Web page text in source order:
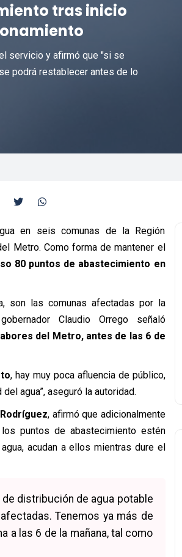
tras inicio
servicio y afirmó que "si se
podrá restablecer antes de lo
en seis comunas de la Región
Metro. Como forma de mantener el
80 puntos de abastecimiento en
son las comunas afectadas por la
Claudio Orrego señaló
del Metro, antes de las 6 de
, hay muy poca afluencia de público,
agua”, aseguró la autoridad.
, afirmó que adicionalmente
puntos de abastecimiento estén
acudan a ellos mientras dure el
distribución de agua potable
Tenemos ya más de
a las 6 de la mañana, tal como